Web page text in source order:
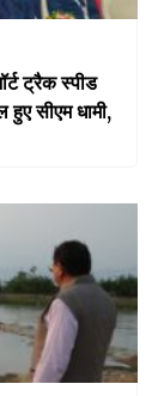
ट्रैक स्पीड
सीएम धामी,